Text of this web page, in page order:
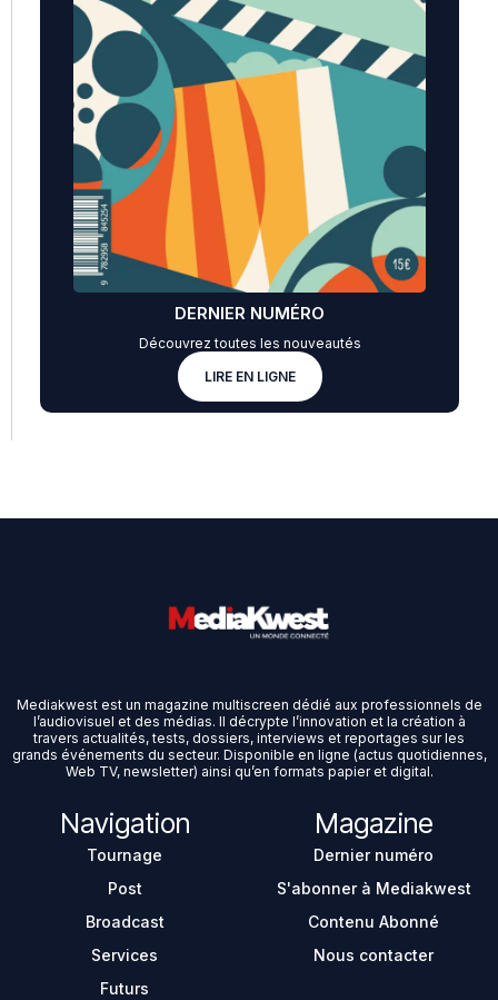
DERNIER NUMÉRO
Découvrez toutes les nouveautés
LIRE EN LIGNE
Mediakwest est un magazine multiscreen dédié aux professionnels de
l’audiovisuel et des médias. Il décrypte l’innovation et la création à
travers actualités, tests, dossiers, interviews et reportages sur les
grands événements du secteur. Disponible en ligne (actus quotidiennes,
Web TV, newsletter) ainsi qu’en formats papier et digital.
Navigation
Tournage
Post
Broadcast
Services
Futurs
Magazine
Dernier numéro
S'abonner à Mediakwest
Contenu Abonné
Nous contacter